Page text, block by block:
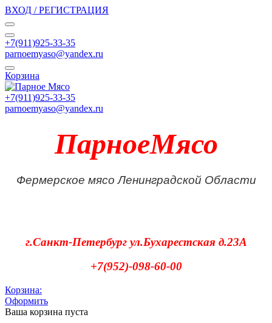
ВХОД / РЕГИСТРАЦИЯ
+7(911)925-33-35
parnoemyaso@yandex.ru
Корзина
+7(911)925-33-35
parnoemyaso@yandex.ru
ПарноеМясо
Фермерское мясо Ленинградской Области
г.Санкт-Петербург ул.Бухарестская д.23А
+7(952)-098-60-00
Корзина:
Оформить
Ваша корзина пуста